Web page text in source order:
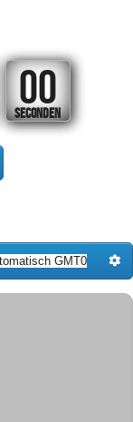
00
SECONDEN